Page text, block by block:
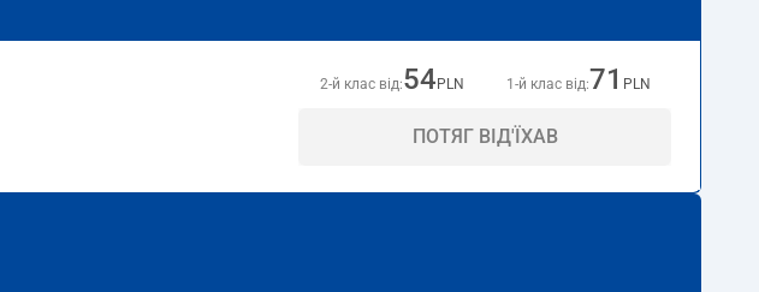
2-й клас від:54 PLN 1-й клас від:71 PLN
ПОТЯГ ВІД'ЇХАВ